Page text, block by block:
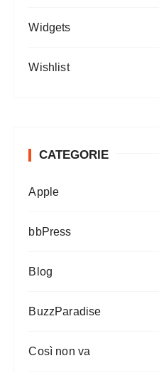
Widgets
Wishlist
CATEGORIE
Apple
bbPress
Blog
BuzzParadise
Così non va